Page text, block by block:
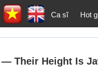
Ca sĩ Hot